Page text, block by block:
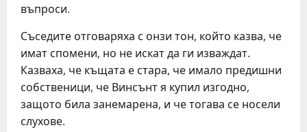
въпроси.
Съседите отговаряха с онзи тон, който казва, че
имат спомени, но не искат да ги изваждат.
Казваха, че къщата е стара, че имало предишни
собственици, че Винсънт я купил изгодно,
защото била занемарена, и че тогава се носели
слухове.